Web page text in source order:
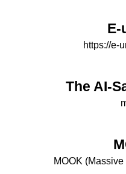
E-
https://e-
The AI-
МООK (Massive